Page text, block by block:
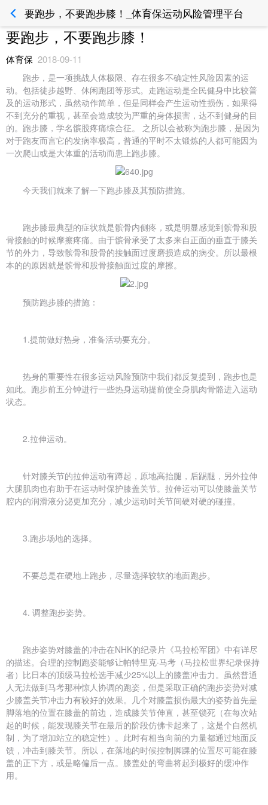
要跑步，不要跑步膝！_体育保运动风险管理平台
要跑步，不要跑步膝！
体育保 2018-09-11
跑步，是一项挑战人体极限、存在很多不确定性风险因素的运
动。包括徒步越野、休闲跑团等形式。走跑运动是全民健身中比较普
及的运动形式，虽然动作简单，但是同样会产生运动性损伤，如果得
不到充分的重视，甚至会造成较为严重的身体损害，达不到健身的目
的。跑步膝，学名髌股疼痛综合征。 之所以会被称为跑步膝，是因为
对于跑友而言它的发病率极高，普通的平时不太锻炼的人都可能因为
一次爬山或是大体重的活动而患上跑步膝。
今天我们就来了解一下跑步膝及其预防措施。
跑步膝最典型的症状就是髌骨内侧疼，或是明显感觉到髌骨和股
骨接触的时候摩擦疼痛。由于髌骨承受了太多来自正面的垂直于膝关
节的外力，导致髌骨和股骨的接触面过度磨损造成的病变。所以最根
本的的原因就是髌骨和股骨接触面过度的摩擦。
预防跑步膝的措施：
1.提前做好热身，准备活动要充分。
热身的重要性在很多运动风险预防中我们都反复提到，跑步也是
如此。跑步前五分钟进行一些热身运动提前使全身肌肉骨骼进入运动
状态。
2.拉伸运动。
针对膝关节的拉伸运动有蹲起，原地高抬腿，后踢腿，另外拉伸
大腿肌肉也有助于在运动时保护膝盖关节。拉伸运动可以使膝盖关节
腔内的润滑液分泌更加充分，减少运动时关节间硬对硬的碰撞。
3.跑步场地的选择。
不要总是在硬地上跑步，尽量选择较软的地面跑步。
4. 调整跑步姿势。
跑步姿势对膝盖的冲击在NHK的纪录片《马拉松军团》中有详尽
的描述。合理的控制跑姿能够让帕特里克·马考（马拉松世界纪录保持
者）比日本的顶级马拉松选手减少25%以上的膝盖冲击力。虽然普通
人无法做到马考那种惊人协调的跑姿，但是采取正确的跑步姿势对减
少膝盖关节冲击力有较好的效果。几个对膝盖损伤最大的姿势首先是
脚落地的位置在膝盖的前边，造成膝关节伸直，甚至锁死（在每次站
起的时候，能发现膝关节在最后的阶段仿佛卡起来了，这是个自然机
制，为了增加站立的稳定性）。此时有相当向前的力量都通过地面反
馈，冲击到膝关节。所以，在落地的时候控制脚踝的位置尽可能在膝
盖的正下方，或是略偏后一点。膝盖处的弯曲将起到极好的缓冲作
用。